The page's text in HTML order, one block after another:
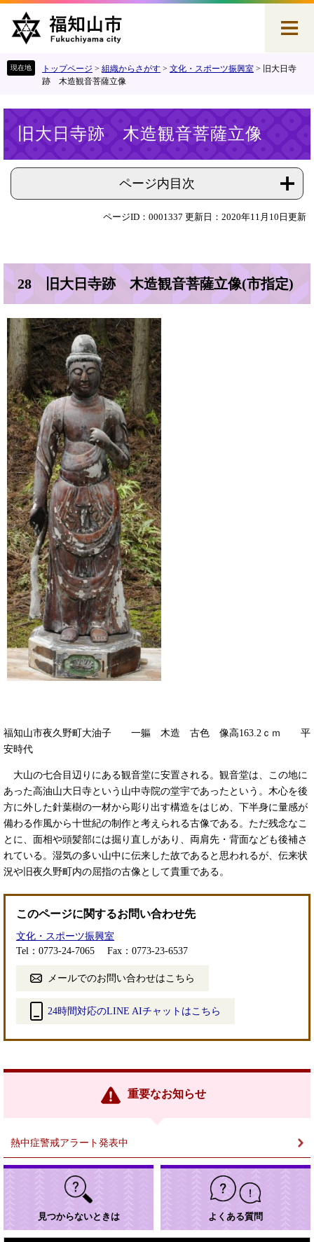
す
し
トップページ > 組織からさがす > 文化・スポーツ振興室 >
旧大日寺
跡 木造観音菩薩立像
旧大日寺跡 木造観音菩薩立像
ページ内目次
ページID：0001337 更新日：2020年11月10日更新
28 旧大日寺跡 木造観音菩薩立像(市指定)
福知山市夜久野町大油子 一軀 木造 古色 像高163.2ｃｍ 平
安時代
大山の七合目辺りにある観音堂に安置される。観音堂は、この地に
あった高油山大日寺という山中寺院の堂宇であったという。木心を後
方に外した針葉樹の一材から彫り出す構造をはじめ、下半身に量感が
備わる作風から十世紀の制作と考えられる古像である。ただ残念なこ
とに、面相や頭髪部には掘り直しがあり、両肩先・背面なども後補さ
れている。湿気の多い山中に伝来した故であると思われるが、伝来状
況や旧夜久野町内の屈指の古像として貴重である。
このページに関するお問い合わせ先
文化・スポーツ振興室
Tel：0773-24-7065
Fax：0773-23-6537
メールでのお問い合わせはこちら
24時間対応のLINE AIチャットはこちら
リ
重要なお知らせ
熱中症警戒アラート発表中
見つからないときは よくある質問